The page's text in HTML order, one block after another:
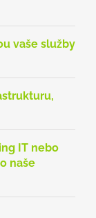
vaše služby
IT nebo
naše